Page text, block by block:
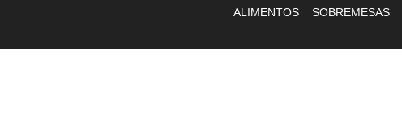
ALIMENTOS SOBREMESAS